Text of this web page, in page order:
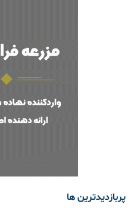
پربازدیدترین ها